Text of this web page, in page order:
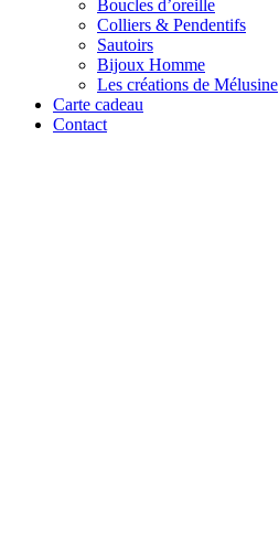
Boucles d’oreille
Colliers & Pendentifs
Sautoirs
Bijoux Homme
Les créations de Mélusine
Carte cadeau
Contact